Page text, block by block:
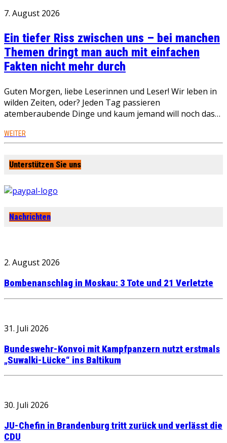
7. August 2026
Ein tiefer Riss zwischen uns – bei manchen
Themen dringt man auch mit einfachen
Fakten nicht mehr durch
Guten Morgen, liebe Leserinnen und Leser! Wir leben in
wilden Zeiten, oder? Jeden Tag passieren
atemberaubende Dinge und kaum jemand will noch das…
WEITER
Unterstützen Sie uns
Nachrichten
2. August 2026
Bombenanschlag in Moskau: 3 Tote und 21 Verletzte
31. Juli 2026
Bundeswehr-Konvoi mit Kampfpanzern nutzt erstmals
„Suwalki-Lücke“ ins Baltikum
30. Juli 2026
JU-Chefin in Brandenburg tritt zurück und verlässt die
CDU